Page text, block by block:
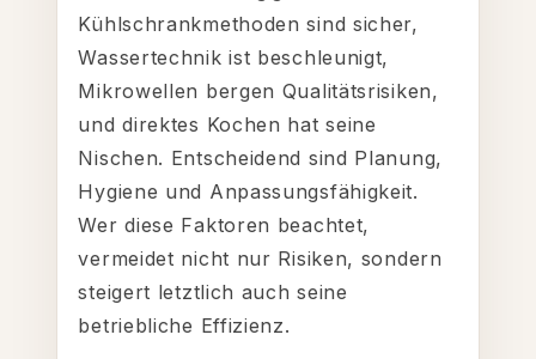
Kühlschrankmethoden sind sicher,
Wassertechnik ist beschleunigt,
Mikrowellen bergen Qualitätsrisiken,
und direktes Kochen hat seine
Nischen. Entscheidend sind Planung,
Hygiene und Anpassungsfähigkeit.
Wer diese Faktoren beachtet,
vermeidet nicht nur Risiken, sondern
steigert letztlich auch seine
betriebliche Effizienz.